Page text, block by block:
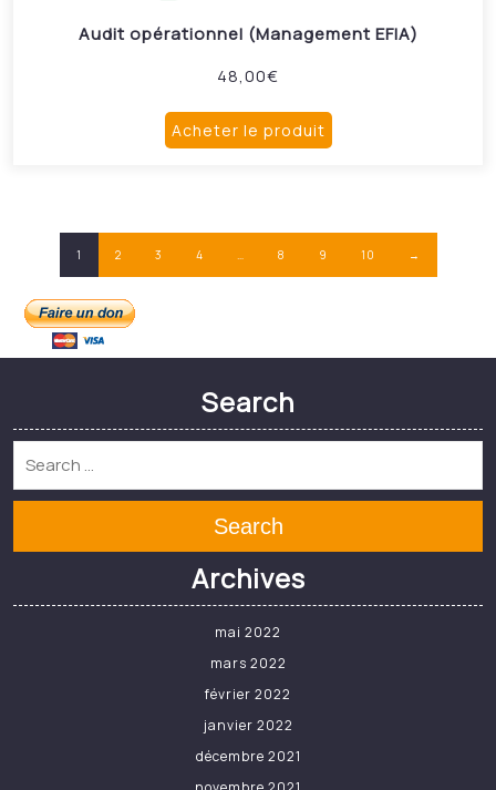
Audit opérationnel (Management EFIA)
48,00€
Acheter le produit
1 2 3 4 … 8 9 10 →
Search
Search
Archives
mai 2022
mars 2022
février 2022
janvier 2022
décembre 2021